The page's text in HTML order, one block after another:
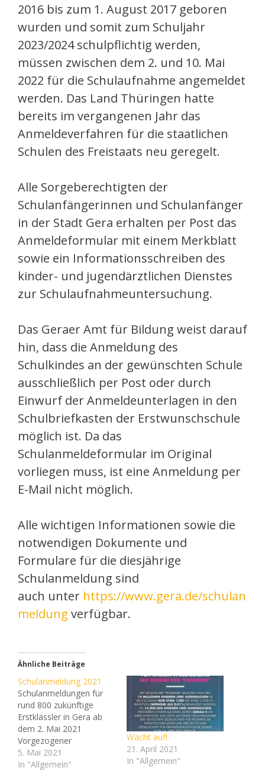
2016 bis zum 1. August 2017 geboren
wurden und somit zum Schuljahr
2023/2024 schulpflichtig werden,
müssen zwischen dem 2. und 10. Mai
2022 für die Schulaufnahme angemeldet
werden. Das Land Thüringen hatte
bereits im vergangenen Jahr das
Anmeldeverfahren für die staatlichen
Schulen des Freistaats neu geregelt.
Alle Sorgeberechtigten der
Schulanfängerinnen und Schulanfänger
in der Stadt Gera erhalten per Post das
Anmeldeformular mit einem Merkblatt
sowie ein Informationsschreiben des
kinder- und jugendärztlichen Dienstes
zur Schulaufnahmeuntersuchung.
Das Geraer Amt für Bildung weist darauf
hin, dass die Anmeldung des
Schulkindes an der gewünschten Schule
ausschließlich per Post oder durch
Einwurf der Anmeldeunterlagen in den
Schulbriefkasten der Erstwunschschule
möglich ist. Da das
Schulanmeldeformular im Original
vorliegen muss, ist eine Anmeldung per
E-Mail nicht möglich.
Alle wichtigen Informationen sowie die
notwendigen Dokumente und
Formulare für die diesjährige
Schulanmeldung sind
auch unter https://www.gera.de/schulan
meldung verfügbar.
Ähnliche Beiträge
Schulanmeldung 2021
Schulanmeldungen für
rund 800 zukünftige
Erstklässler in Gera ab
dem 2. Mai 2021
Vorgezogener
Anmeldezeitraum für das
Schuljahr 2022/2023,
5. Mai 2021
In "Allgemein"
Wacht auf!
21. April 2021
In "Allgemein"